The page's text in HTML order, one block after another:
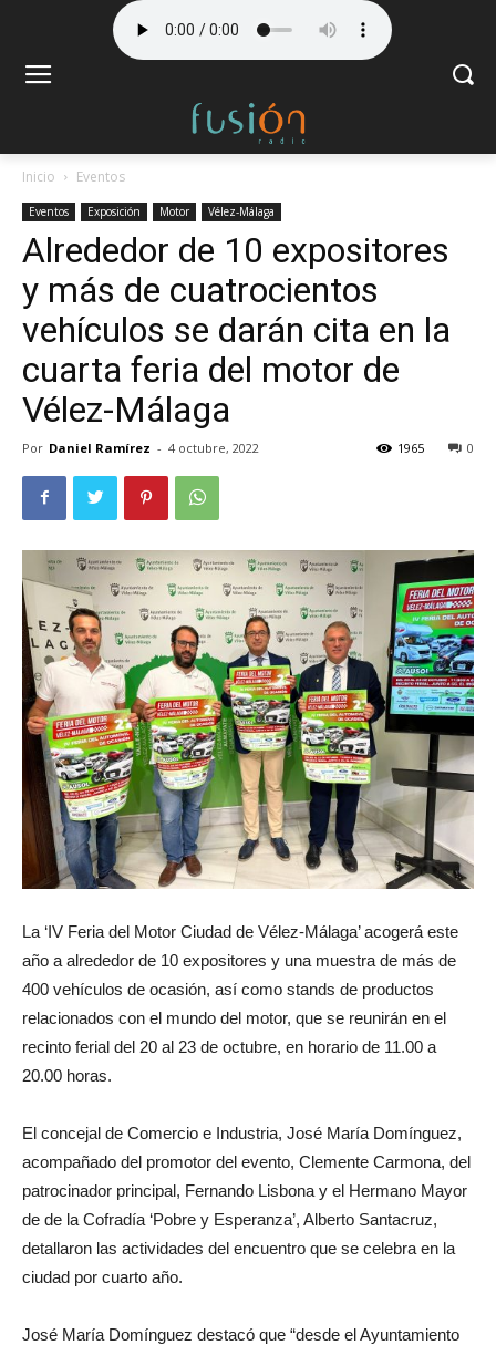
Inicio Eventos
Eventos Exposición Motor Vélez-Málaga
Alrededor de 10 expositores
y más de cuatrocientos
vehículos se darán cita en la
cuarta feria del motor de
Vélez-Málaga
Por Daniel Ramírez - 4 octubre, 2022 0
1965
La ‘IV Feria del Motor Ciudad de Vélez-Málaga’ acogerá este
año a alrededor de 10 expositores y una muestra de más de
400 vehículos de ocasión, así como stands de productos
relacionados con el mundo del motor, que se reunirán en el
recinto ferial del 20 al 23 de octubre, en horario de 11.00 a
20.00 horas.
El concejal de Comercio e Industria, José María Domínguez,
acompañado del promotor del evento, Clemente Carmona, del
patrocinador principal, Fernando Lisbona y el Hermano Mayor
de de la Cofradía ‘Pobre y Esperanza’, Alberto Santacruz,
detallaron las actividades del encuentro que se celebra en la
ciudad por cuarto año.
José María Domínguez destacó que “desde el Ayuntamiento